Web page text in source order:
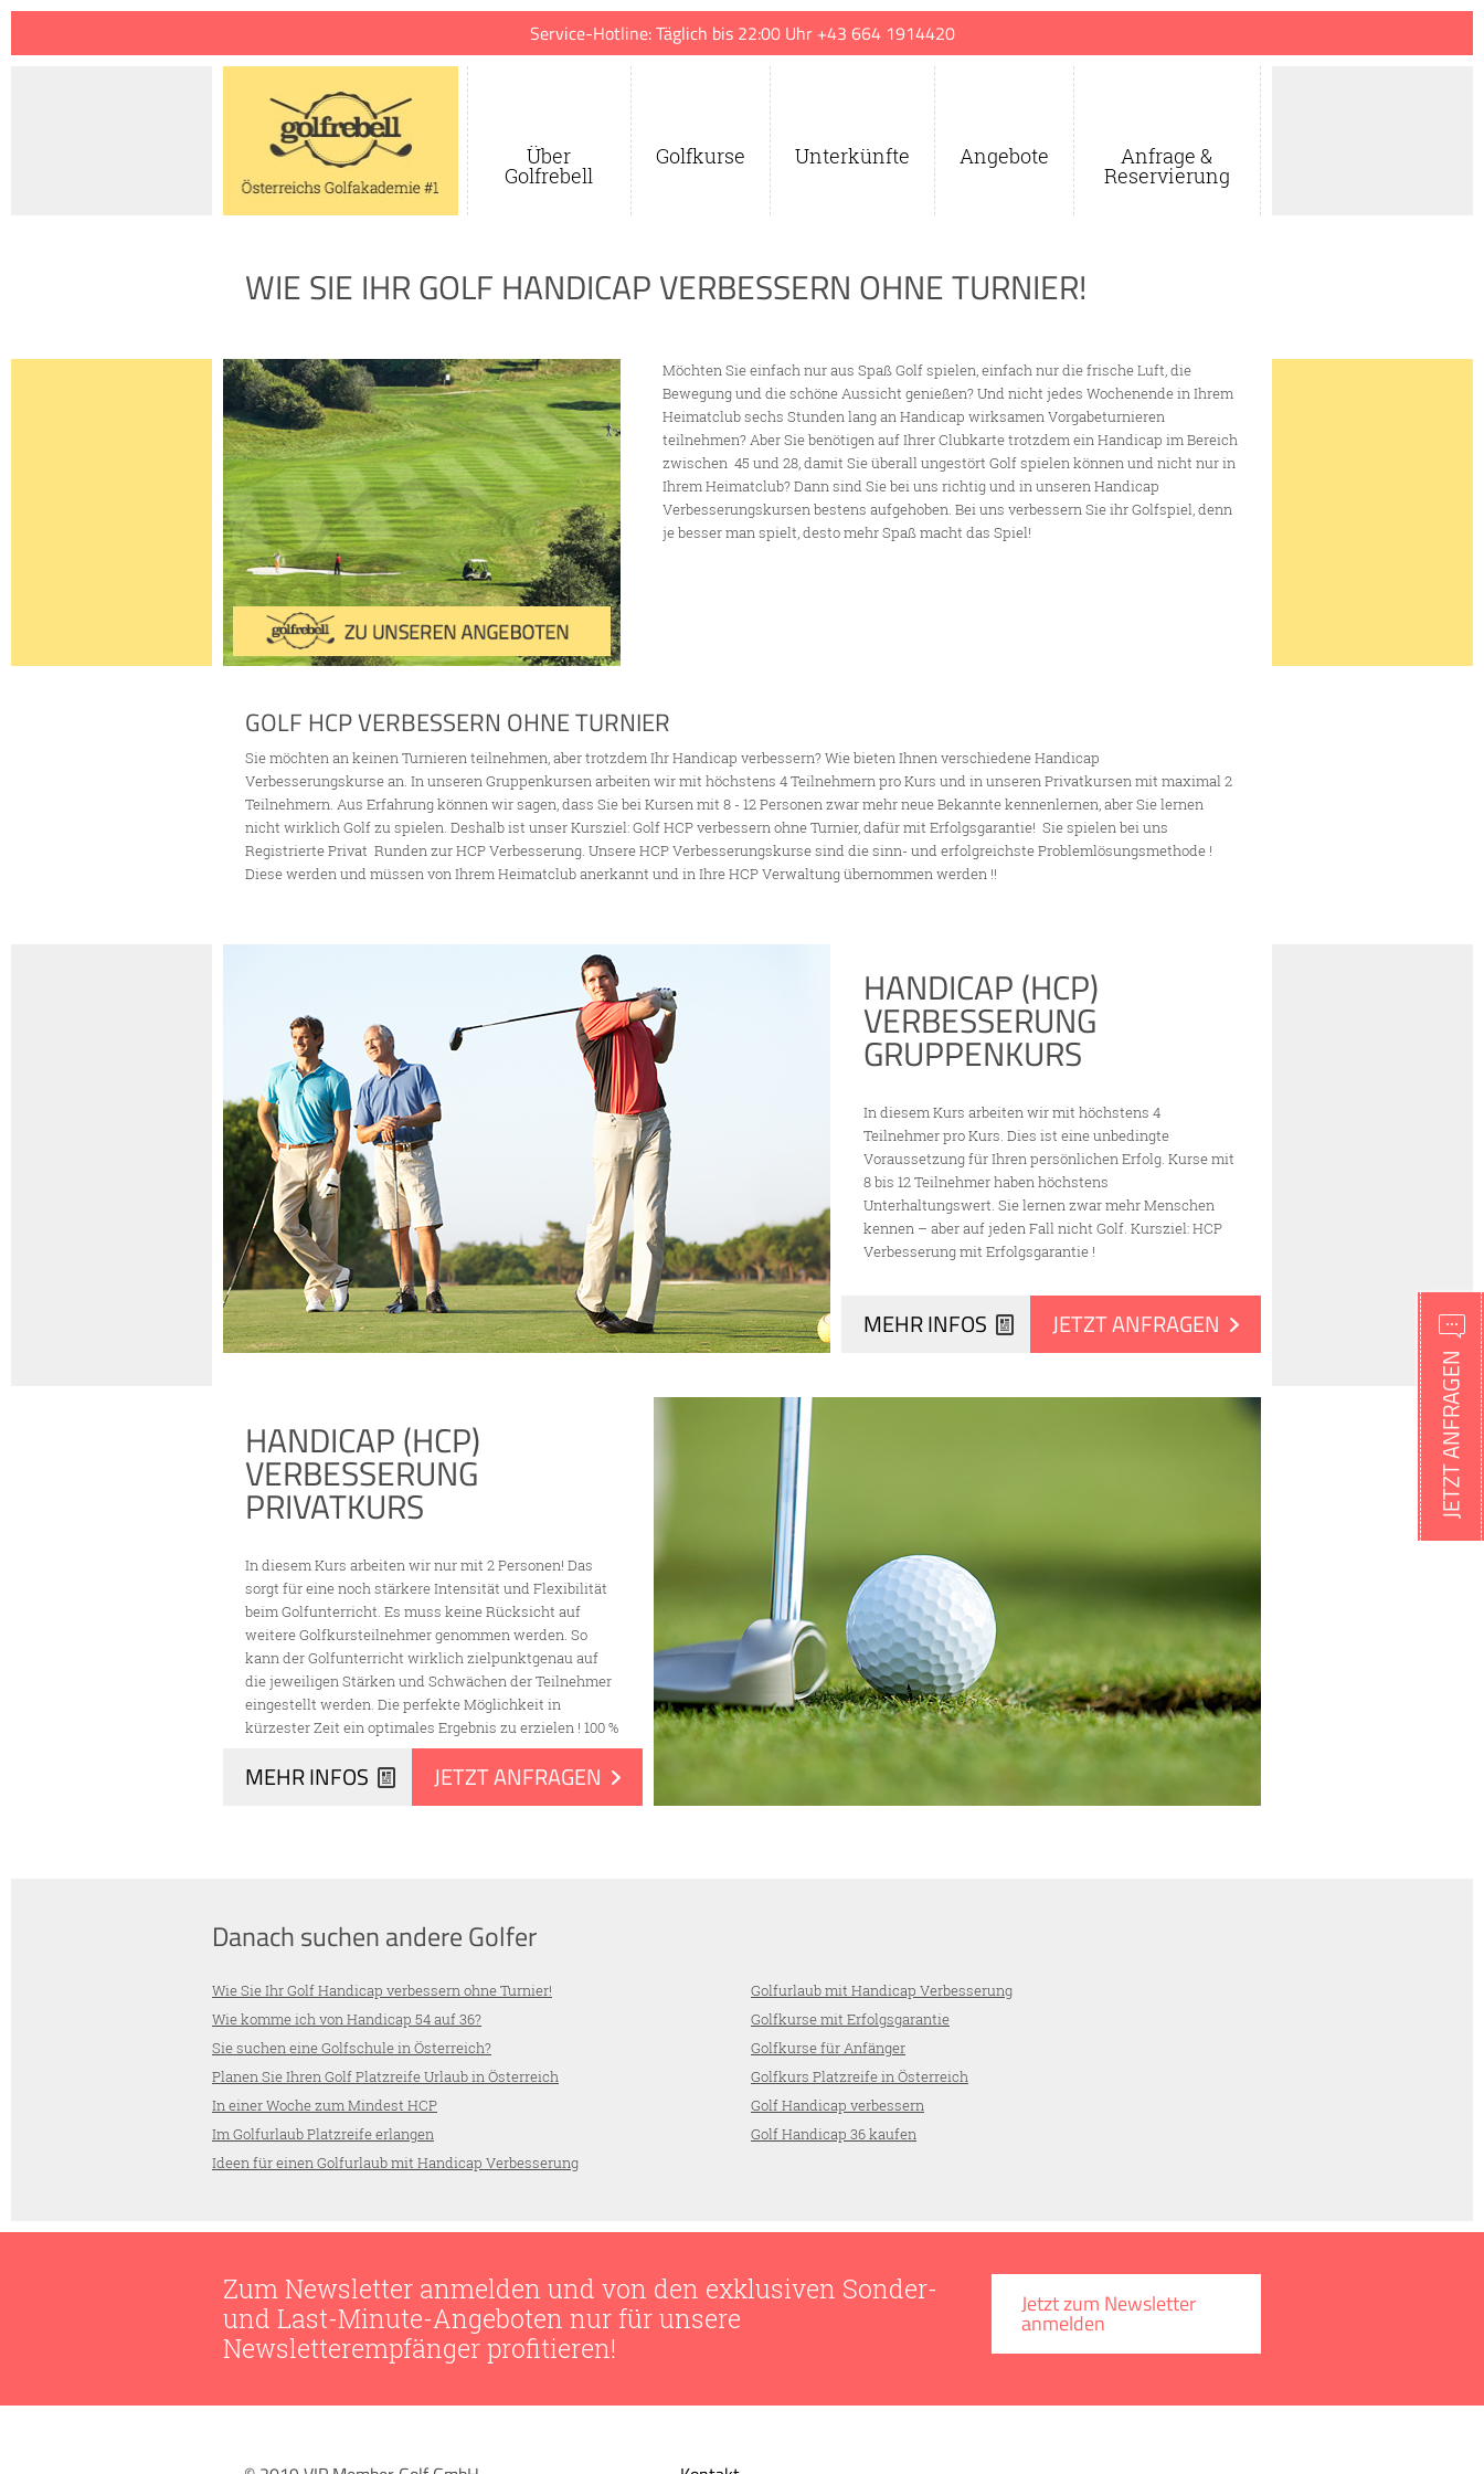
Service-Hotline: Täglich bis 22:00 Uhr +43 664 1914420
Über
Golfrebell
Golfkurse Unterkünfte Angebote Anfrage &
Reservierung
WIE SIE IHR GOLF HANDICAP VERBESSERN OHNE TURNIER!
Möchten Sie einfach nur aus Spaß Golf spielen, einfach nur die frische Luft, die
Bewegung und die schöne Aussicht genießen? Und nicht jedes Wochenende in Ihrem
Heimatclub sechs Stunden lang an Handicap wirksamen Vorgabeturnieren
teilnehmen? Aber Sie benötigen auf Ihrer Clubkarte trotzdem ein Handicap im Bereich
zwischen 45 und 28, damit Sie überall ungestört Golf spielen können und nicht nur in
Ihrem Heimatclub? Dann sind Sie bei uns richtig und in unseren Handicap
Verbesserungskursen bestens aufgehoben. Bei uns verbessern Sie ihr Golfspiel, denn
je besser man spielt, desto mehr Spaß macht das Spiel!
GOLF HCP VERBESSERN OHNE TURNIER
Sie möchten an keinen Turnieren teilnehmen, aber trotzdem Ihr Handicap verbessern? Wie bieten Ihnen verschiedene Handicap
Verbesserungskurse an. In unseren Gruppenkursen arbeiten wir mit höchstens 4 Teilnehmern pro Kurs und in unseren Privatkursen mit maximal 2
Teilnehmern. Aus Erfahrung können wir sagen, dass Sie bei Kursen mit 8 - 12 Personen zwar mehr neue Bekannte kennenlernen, aber Sie lernen
nicht wirklich Golf zu spielen. Deshalb ist unser Kursziel: Golf HCP verbessern ohne Turnier, dafür mit Erfolgsgarantie! Sie spielen bei uns
Registrierte Privat Runden zur HCP Verbesserung. Unsere HCP Verbesserungskurse sind die sinn- und erfolgreichste Problemlösungsmethode !
Diese werden und müssen von Ihrem Heimatclub anerkannt und in Ihre HCP Verwaltung übernommen werden !!
HANDICAP (HCP)
VERBESSERUNG
GRUPPENKURS
In diesem Kurs arbeiten wir mit höchstens 4
Teilnehmer pro Kurs. Dies ist eine unbedingte
Voraussetzung für Ihren persönlichen Erfolg. Kurse mit
8 bis 12 Teilnehmer haben höchstens
Unterhaltungswert. Sie lernen zwar mehr Menschen
kennen – aber auf jeden Fall nicht Golf. Kursziel: HCP
Verbesserung mit Erfolgsgarantie !
MEHR INFOS JETZT ANFRAGEN
HANDICAP (HCP)
VERBESSERUNG
PRIVATKURS
In diesem Kurs arbeiten wir nur mit 2 Personen! Das
sorgt für eine noch stärkere Intensität und Flexibilität
beim Golfunterricht. Es muss keine Rücksicht auf
weitere Golfkursteilnehmer genommen werden. So
kann der Golfunterricht wirklich zielpunktgenau auf
die jeweiligen Stärken und Schwächen der Teilnehmer
eingestellt werden. Die perfekte Möglichkeit in
kürzester Zeit ein optimales Ergebnis zu erzielen ! 100 %
MEHR INFOS JETZT ANFRAGEN
Danach suchen andere Golfer
Wie Sie Ihr Golf Handicap verbessern ohne Turnier!
Wie komme ich von Handicap 54 auf 36?
Sie suchen eine Golfschule in Österreich?
Planen Sie Ihren Golf Platzreife Urlaub in Österreich
In einer Woche zum Mindest HCP
Im Golfurlaub Platzreife erlangen
Ideen für einen Golfurlaub mit Handicap Verbesserung
Golfurlaub mit Handicap Verbesserung
Golfkurse mit Erfolgsgarantie
Golfkurse für Anfänger
Golfkurs Platzreife in Österreich
Golf Handicap verbessern
Golf Handicap 36 kaufen
Zum Newsletter anmelden und von den exklusiven Sonder-
und Last-Minute-Angeboten nur für unsere
Newsletterempfänger profitieren!
Jetzt zum Newsletter
anmelden